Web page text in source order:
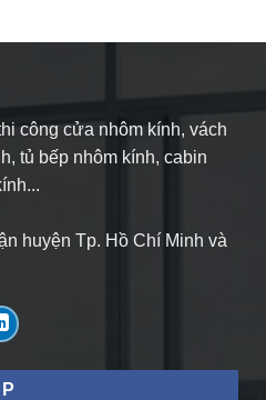
công cửa nhôm kính, vách
tủ bếp nhôm kính, cabin
huyện Tp. Hồ Chí Minh và